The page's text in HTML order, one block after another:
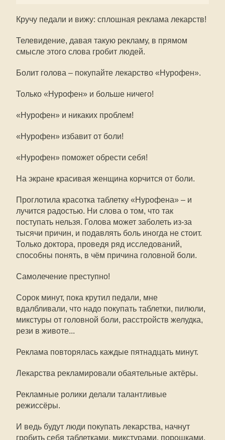
Кручу педали и вижу: сплошная реклама лекарств!
Телевидение, давая такую рекламу, в прямом
смысле этого слова гробит людей.
Болит голова – покупайте лекарство «Нурофен».
Только «Нурофен» и больше ничего!
«Нурофен» и никаких проблем!
«Нурофен» избавит от боли!
«Нурофен» поможет обрести себя!
На экране красивая женщина корчится от боли.
Проглотила красотка таблетку «Нурофена» – и
лучится радостью. Ни слова о том, что так
поступать нельзя. Голова может заболеть из-за
тысячи причин, и подавлять боль иногда не стоит.
Только доктора, проведя ряд исследований,
способны понять, в чём причина головной боли.
Самолечение преступно!
Сорок минут, пока крутил педали, мне
вдалбливали, что надо покупать таблетки, пилюли,
микстуры от головной боли, расстройств желудка,
рези в животе...
Реклама повторялась каждые пятнадцать минут.
Лекарства рекламировали обаятельные актёры.
Рекламные ролики делали талантливые
режиссёры.
И ведь будут люди покупать лекарства, начнут
гробить себя таблетками, микстурами, порошками,